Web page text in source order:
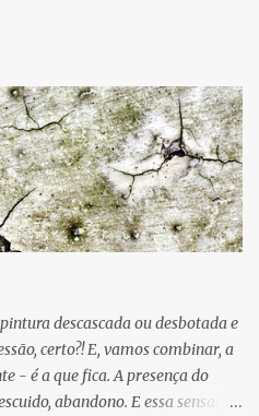
descascada ou desbotada e
certo?! E, vamos combinar, a
- é a que fica. A presença do
abandono. E essa sensação,